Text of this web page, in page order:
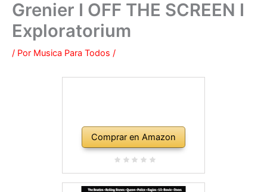
Grenier I OFF THE SCREEN I
Exploratorium
/ Por Musica Para Todos /
Comprar en Amazon